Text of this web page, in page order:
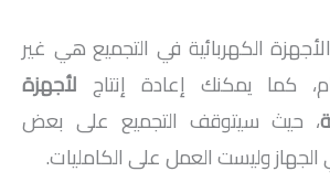
الكهربائية في التجميع هي غير
كما يمكنك إعادة إنتاج لأجهزة
، حيث سيتوقف التجميع على بعض
وليست العمل على الكامليات.